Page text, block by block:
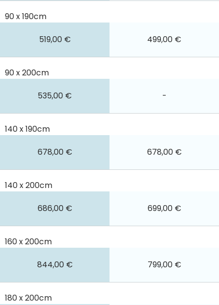
90 x 190cm
519,00 € 499,00 €
90 x 200cm
535,00 € -
140 x 190cm
678,00 € 678,00 €
140 x 200cm
686,00 € 699,00 €
160 x 200cm
844,00 € 799,00 €
180 x 200cm